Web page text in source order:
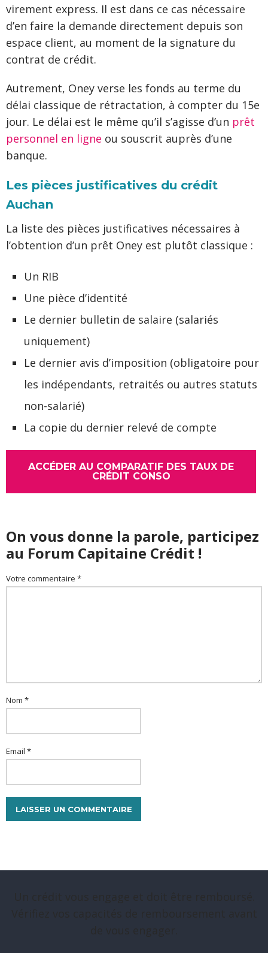
virement express. Il est dans ce cas nécessaire
d’en faire la demande directement depuis son
espace client, au moment de la signature du
contrat de crédit.
Autrement, Oney verse les fonds au terme du
délai classique de rétractation, à compter du 15e
jour. Le délai est le même qu’il s’agisse d’un prêt
personnel en ligne ou souscrit auprès d’une
banque.
Les pièces justificatives du crédit
Auchan
La liste des pièces justificatives nécessaires à
l’obtention d’un prêt Oney est plutôt classique :
Un RIB
Une pièce d’identité
Le dernier bulletin de salaire (salariés
uniquement)
Le dernier avis d’imposition (obligatoire pour
les indépendants, retraités ou autres statuts
non-salarié)
La copie du dernier relevé de compte
ACCÉDER AU COMPARATIF DES TAUX DE
CRÉDIT CONSO
On vous donne la parole, participez
au Forum Capitaine Crédit !
Votre commentaire *
Nom *
Email *